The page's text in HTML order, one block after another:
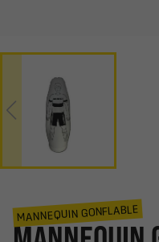
MANNEQUIN GONFLABLE